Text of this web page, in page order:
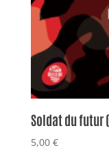
Soldat du futur
5,00 €